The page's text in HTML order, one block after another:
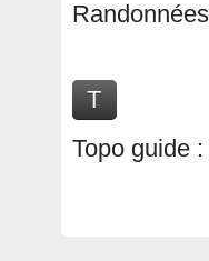
T
Topo guide